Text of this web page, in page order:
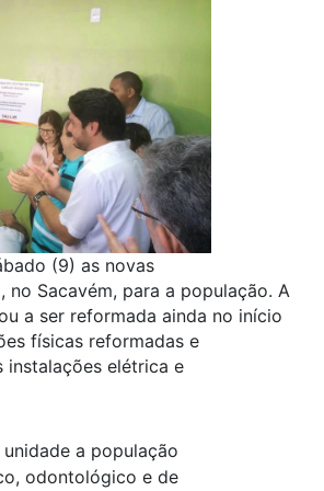
(9) as novas
no Sacavém, para a população. A
a ser reformada ainda no início
físicas reformadas e
elétrica e
a população
odontológico e de